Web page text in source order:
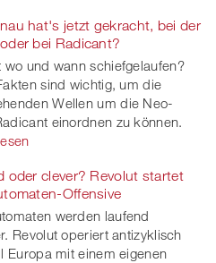
hat's jetzt gekracht, bei der
bei Radicant?
wo und wann schiefgelaufen?
sind wichtig, um die
Wellen um die Neo-
einordnen zu können.
oder clever? Revolut startet
Offensive
werden laufend
Revolut operiert antizyklisch
Europa mit einem eigenen